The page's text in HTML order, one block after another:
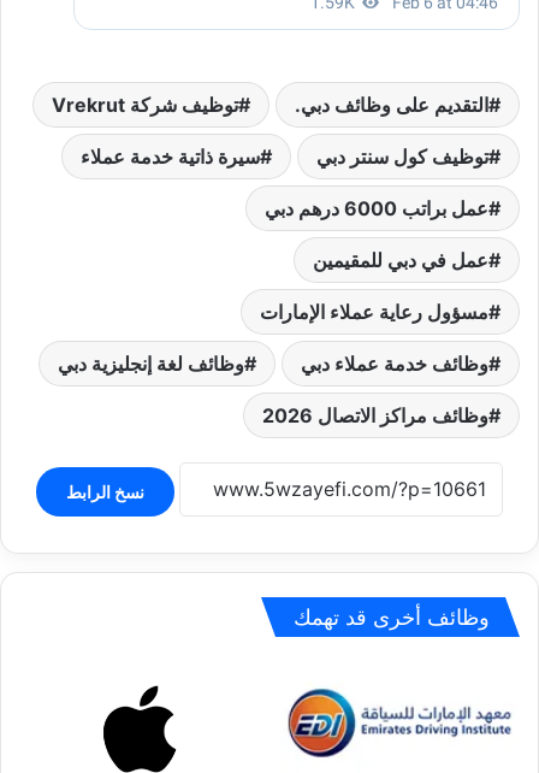
التقديم على وظائف دبي. توظيف شركة Vrekrut
توظيف كول سنتر دبي سيرة ذاتية خدمة عملاء
عمل براتب 6000 درهم دبي
عمل في دبي للمقيمين
مسؤول رعاية عملاء الإمارات
وظائف خدمة عملاء دبي وظائف لغة إنجليزية دبي
وظائف مراكز الاتصال 2026
نسخ الرابط
وظائف أخرى قد تهمك